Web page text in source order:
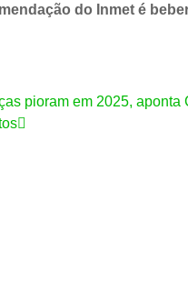
do Inmet é
pioram em 2025, aponta